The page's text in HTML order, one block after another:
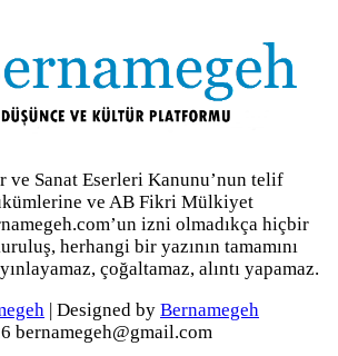
ve Sanat Eserleri Kanunu’nun telif
ve AB Fikri Mülkiyet
izni olmadıkça hiçbir
herhangi bir yazının tamamını
çoğaltamaz, alıntı yapamaz.
| Designed by Bernamegeh
bernamegeh@gmail.com